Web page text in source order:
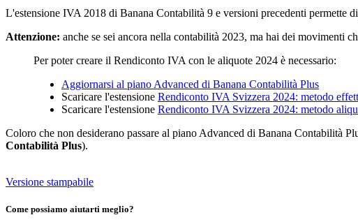
L'estensione IVA 2018 di Banana Contabilità 9 e versioni precedenti
Attenzione: anche se sei ancora nella contabilità 2023, ma hai dei movimenti
Per poter creare il Rendiconto IVA con le aliquote 2024 è necessario:
Aggiornarsi al piano Advanced di Banana Contabilità Plus
Scaricare l'estensione Rendiconto IVA Svizzera 2024: metodo
Scaricare l'estensione Rendiconto IVA Svizzera 2024: metodo
Coloro che non desiderano passare al piano Advanced di Banana Contabilità
Contabilità Plus).
Versione stampabile
Come possiamo aiutarti meglio?